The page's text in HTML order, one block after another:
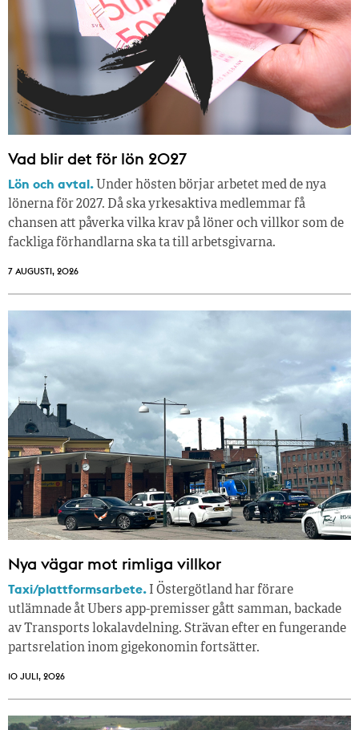
Vad blir det för lön 2027
Lön och avtal. Under hösten börjar arbetet med de nya
lönerna för 2027. Då ska yrkesaktiva medlemmar få
chansen att påverka vilka krav på löner och villkor som de
fackliga förhandlarna ska ta till arbetsgivarna.
7 AUGUSTI, 2026
Nya vägar mot rimliga villkor
Taxi/plattformsarbete. I Östergötland har förare
utlämnade åt Ubers app-premisser gått samman, backade
av Transports lokalavdelning. Strävan efter en fungerande
partsrelation inom gigekonomin fortsätter.
10 JULI, 2026